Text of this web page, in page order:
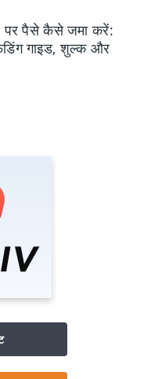
पैसे कैसे जमा करें:
गाइड, शुल्क और